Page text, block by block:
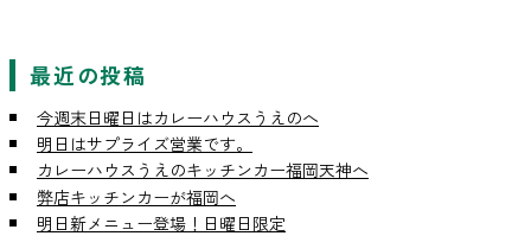
最近の投稿
今週末日曜日はカレーハウスうえのへ
明日はサプライズ営業です。
カレーハウスうえのキッチンカー福岡天神へ
弊店キッチンカーが福岡へ
明日新メニュー登場！日曜日限定